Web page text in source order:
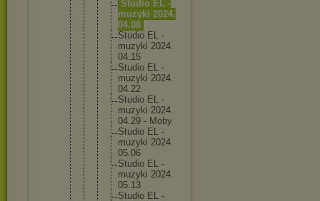
Studio EL -
muzyki 2024.
04.08
Studio EL -
muzyki 2024.
04.15
Studio EL -
muzyki 2024.
04.22
Studio EL -
muzyki 2024.
04.29 - Moby
Studio EL -
muzyki 2024.
05.06
Studio EL -
muzyki 2024.
05.13
Studio EL -